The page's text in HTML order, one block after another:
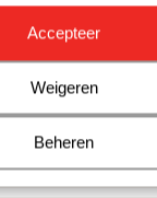
Accepteer
Weigeren
Beheren
Luxe
Beach & Spa